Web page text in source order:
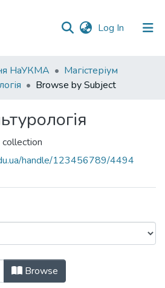
Log In (current)
НаУКМА
Магістеріум
Browse by Subject
handle/123456789/4494
Культурологія by
Browse